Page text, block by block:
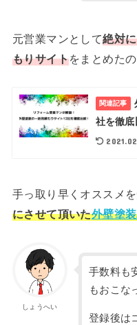
元営業マンとして絶対
もりサイトをまとめた
関連記事
社を徹底
手っ取り早くオススメを
にさせて頂いた外壁塗
しょうへい
手数料も
もおこな
登録後は